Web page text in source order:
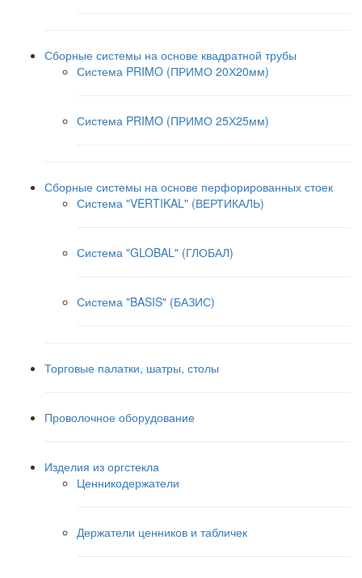
Сборные системы на основе квадратной трубы
Система PRIMO (ПРИМО 20Х20мм)
Система PRIMO (ПРИМО 25Х25мм)
Сборные системы на основе перфорированных стоек
Система "VERTIKAL" (ВЕРТИКАЛЬ)
Система "GLOBAL" (ГЛОБАЛ)
Система "BASIS" (БАЗИС)
Торговые палатки, шатры, столы
Проволочное оборудование
Изделия из оргстекла
Ценникодержатели
Держатели ценников и табличек